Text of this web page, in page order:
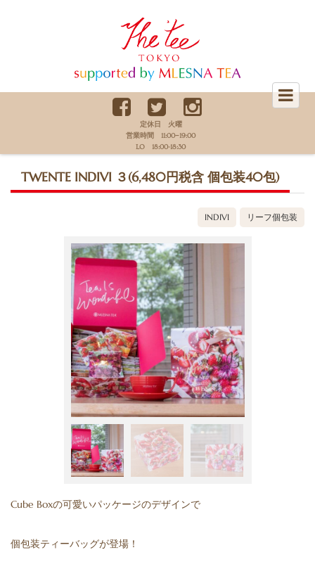
The Tee Tokyo supported by
MLESNA TEA
定休日 火曜
営業時間 11:00−19:00
LO 18:00-18:30
TWENTE INDIVI ３(6,480円税含 個包装40包)
INDIVI リーフ個包装
Cube Boxの可愛いパッケージのデザインで
個包装ティーバッグが登場！